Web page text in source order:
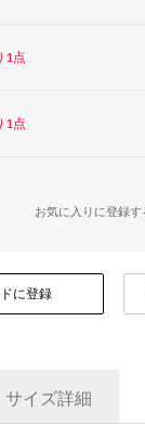
1点
1点
お気に入りに登録す
に登録
サイズ詳細